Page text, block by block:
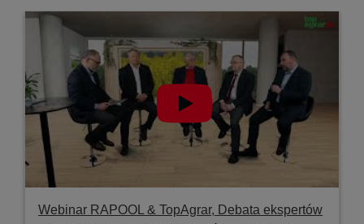
Webinar RAPOOL & TopAgrar, Debata ekspertów